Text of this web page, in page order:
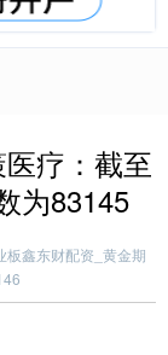
疗：截至
为83145
板鑫东财配资_黄金期